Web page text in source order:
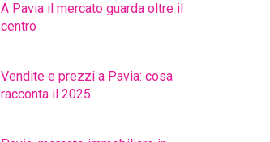
A Pavia il mercato guarda oltre il
centro
Vendite e prezzi a Pavia: cosa
racconta il 2025